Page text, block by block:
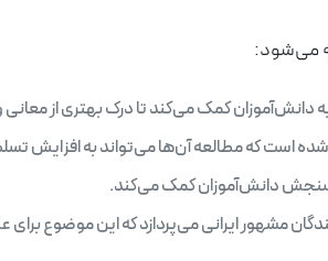
می‌شود:
دانش‌آموزان کمک می‌کند تا درک بهتری از
است که مطالعه آن‌ها می‌تواند به افزایش
سنجش دانش‌آموزان کمک می‌کند.
مشهور ایرانی می‌پردازد که این موضوع برای